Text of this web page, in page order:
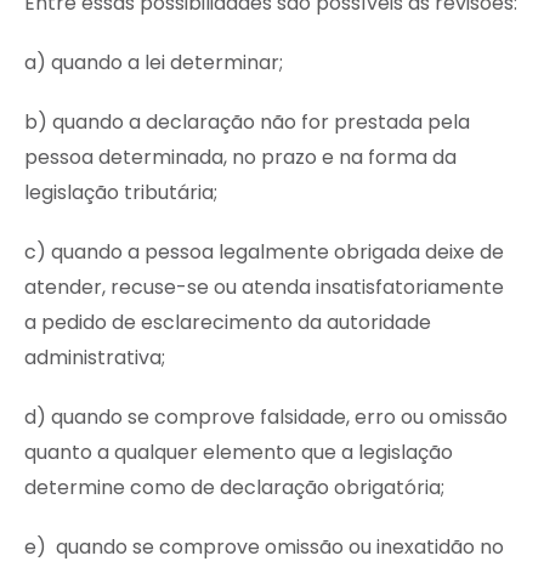
a) quando a lei determinar;
b) quando a declaração não for prestada pela
pessoa determinada, no prazo e na forma da
legislação tributária;
c) quando a pessoa legalmente obrigada deixe de
atender, recuse-se ou atenda insatisfatoriamente
a pedido de esclarecimento da autoridade
administrativa;
d) quando se comprove falsidade, erro ou omissão
quanto a qualquer elemento que a legislação
determine como de declaração obrigatória;
e) quando se comprove omissão ou inexatidão no